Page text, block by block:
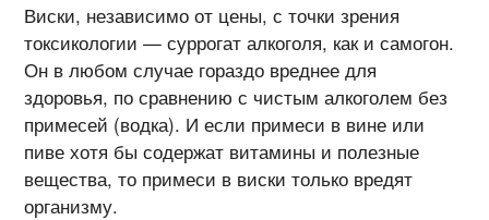
Виски, независимо от цены, с точки зрения
токсикологии — суррогат алкоголя, как и самогон.
Он в любом случае гораздо вреднее для
здоровья, по сравнению с чистым алкоголем без
примесей (водка). И если примеси в вине или
пиве хотя бы содержат витамины и полезные
вещества, то примеси в виски только вредят
организму.